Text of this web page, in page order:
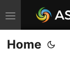
A
l
t
Home